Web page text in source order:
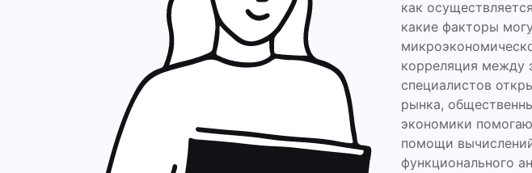
как
какие факторы
корреляция между
специалистов
рынка,
экономики
помощи
функционального